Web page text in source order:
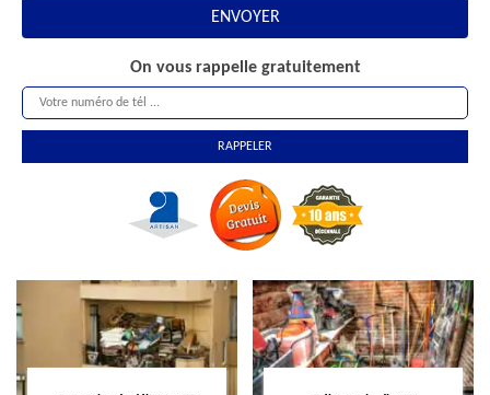
On vous rappelle gratuitement